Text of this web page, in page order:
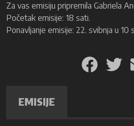
Za vas emisiju pripremila Gabriela
Početak emisije: 18 sati.
Ponavljanje emisije: 22. svibnja u 10
EMISIJE